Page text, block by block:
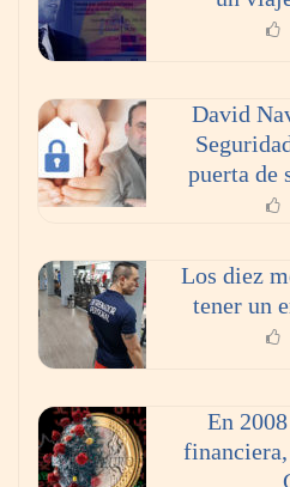
La omnicanalidad
planear viajes en México
David
puerta de
Los diez
tener un
En
financiera,